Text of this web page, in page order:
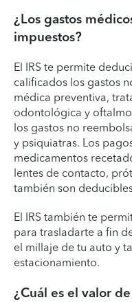
¿Los gastos
impuestos?
El IRS te permite
calificados los gastos
médica preventiva,
odontológica y
los gastos no
y psiquiatras. Los
medicamentos
lentes de contacto,
también son
El IRS también te
para trasladarte a fin
el millaje de tu auto y
estacionamiento.
¿Cuál es el valor